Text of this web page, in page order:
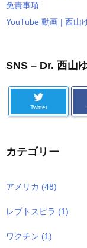
免責事項
YouTube 動画 | 西山
SNS – Dr. 西山
Twitter
カテゴリー
アメリカ (48)
レプトスピラ (1)
ワクチン (1)